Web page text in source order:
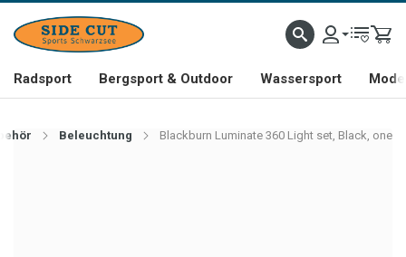
Radsport Bergsport & Outdoor Wassersport
Beleuchtung Blackburn Luminate 360 Light set, Black, one